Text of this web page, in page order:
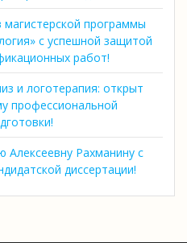
программы
с успешной защитой
работ!
и логотерапия: открыт
профессиональной
Алексеевну Рахманину с
диссертации!